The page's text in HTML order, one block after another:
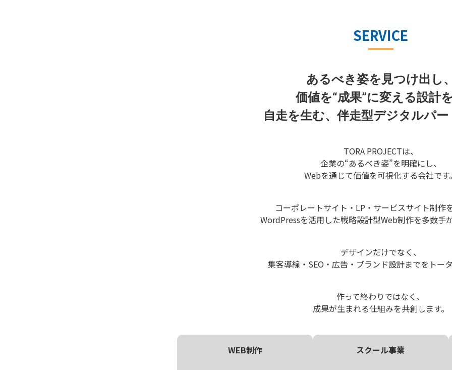
SERVICE
あるべき姿を見つけ出し、
価値を“成果”に変える設計を
自走を生む、伴走型デジタルパー
TORA PROJECTは、
企業の“あるべき姿”を明確にし、
Webを通じて価値を可視化する会社です。
コーポレートサイト・LP・サービスサイト制作
WordPressを活用した戦略設計型Web制作を多数手
デザインだけでなく、
集客導線・SEO・広告・ブランド設計までをトー
作って終わりではなく、
成果が生まれる仕組みを共創します。
WEB制作 スクール事業